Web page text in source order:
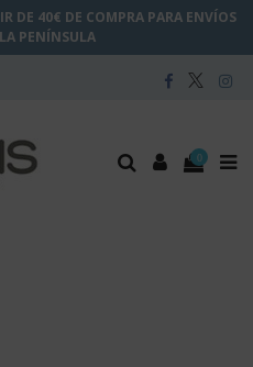
DE 40€ DE COMPRA PARA ENVÍOS
PENÍNSULA
0